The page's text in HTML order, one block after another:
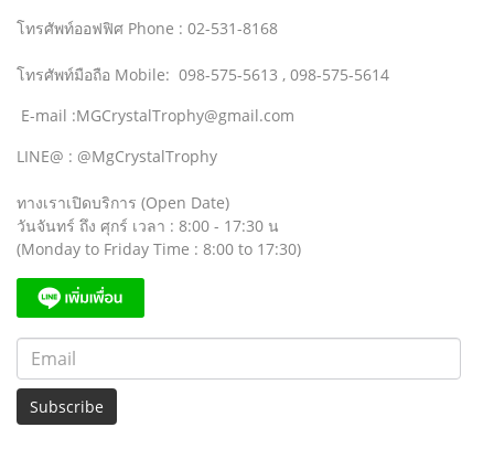
โทรศัพท์ออฟฟิศ Phone : 02-531-8168
โทรศัพท์มือถือ Mobile: 098-575-5613 , 098-575-5614
E-mail :MGCrystalTrophy@gmail.com
LINE@ : @MgCrystalTrophy
ทางเราเปิดบริการ (Open Date)
วันจันทร์ ถึง ศุกร์ เวลา : 8:00 - 17:30 น
(Monday to Friday Time : 8:00 to 17:30)
Subscribe